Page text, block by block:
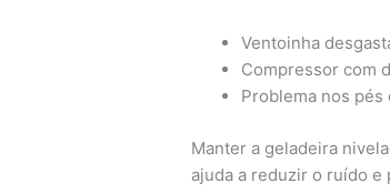
Ventoinha
Compressor com
Problema nos
Manter a geladeira
ajuda a reduzir o ruído e